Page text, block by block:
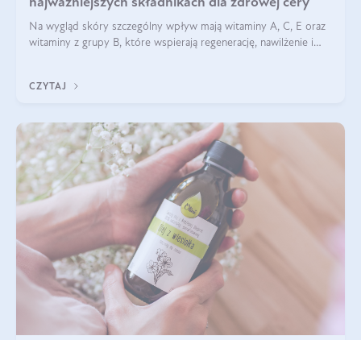
Na wygląd skóry szczególny wpływ mają witaminy A, C, E oraz
witaminy z grupy B, które wspierają regenerację, nawilżenie i
CZYTAJ